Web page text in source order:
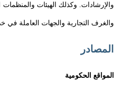
والإرشادات. وكذلك الهيئات
والغرف التجارية والجهات العاملة في
المصادر
المواقع الحكومية